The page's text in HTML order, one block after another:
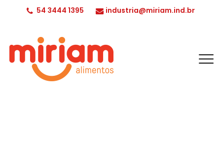
54 3444 1395 industria@miriam.ind.br